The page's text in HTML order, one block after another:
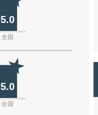
5.0
全国
5.0
全国